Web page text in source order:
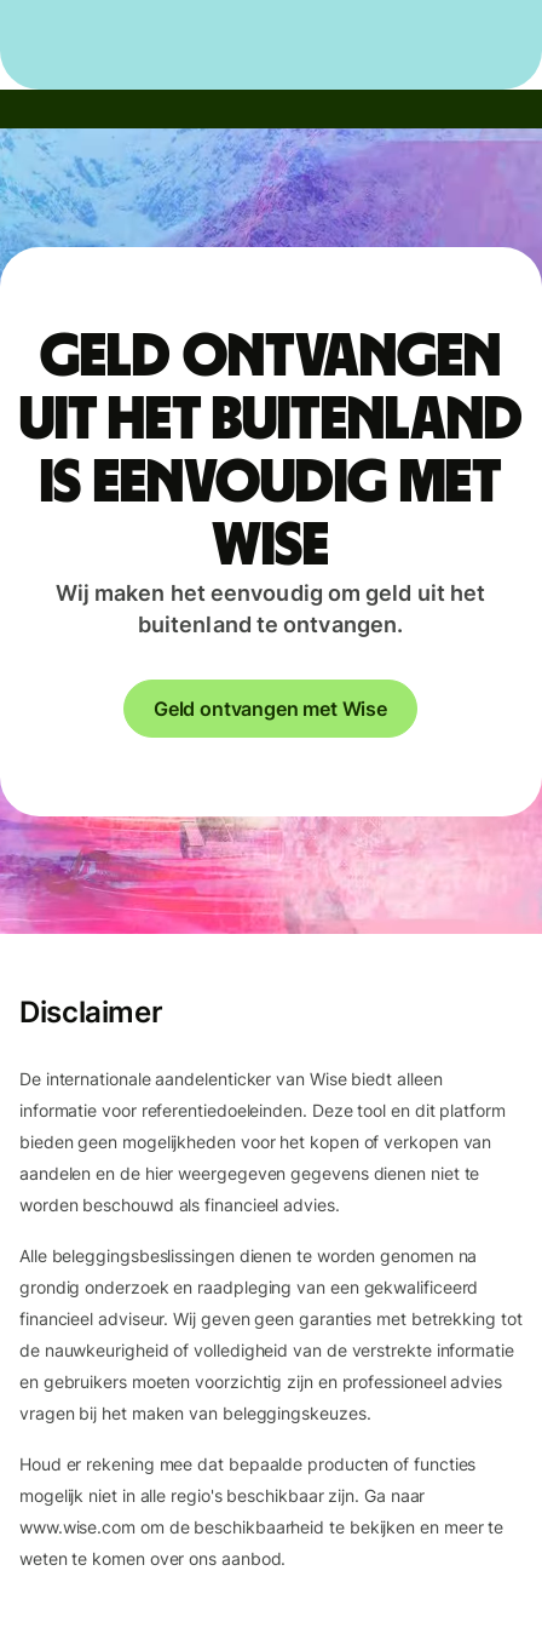
Geld ontvangen
uit het buitenland
is eenvoudig met
Wise
Wij maken het eenvoudig om geld uit het
buitenland te ontvangen.
Geld ontvangen met Wise
Disclaimer
De internationale aandelenticker van Wise biedt alleen
informatie voor referentiedoeleinden. Deze tool en dit platform
bieden geen mogelijkheden voor het kopen of verkopen van
aandelen en de hier weergegeven gegevens dienen niet te
worden beschouwd als financieel advies.
Alle beleggingsbeslissingen dienen te worden genomen na
grondig onderzoek en raadpleging van een gekwalificeerd
financieel adviseur. Wij geven geen garanties met betrekking tot
de nauwkeurigheid of volledigheid van de verstrekte informatie
en gebruikers moeten voorzichtig zijn en professioneel advies
vragen bij het maken van beleggingskeuzes.
Houd er rekening mee dat bepaalde producten of functies
mogelijk niet in alle regio's beschikbaar zijn. Ga naar
www.wise.com om de beschikbaarheid te bekijken en meer te
weten te komen over ons aanbod.